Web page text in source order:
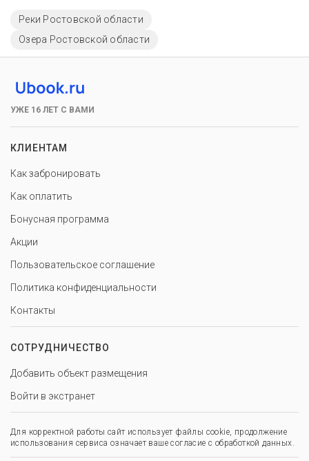
Реки Ростовской области
Озера Ростовской области
УЖЕ 16 ЛЕТ С ВАМИ
КЛИЕНТАМ
Как забронировать
Как оплатить
Бонусная программа
Акции
Пользовательское соглашение
Политика конфиденциальности
Контакты
СОТРУДНИЧЕСТВО
Добавить объект размещения
Войти в экстранет
Для корректной работы сайт использует файлы cookie, продолжение
использования сервиса означает ваше согласие с обработкой данных.